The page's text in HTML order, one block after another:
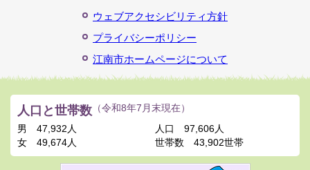
ウェブアクセシビリティ方針
プライバシーポリシー
江南市ホームページについて
人口と世帯数 （令和8年7月末現在）
男
47,932人
女
49,674人
人口
97,606人
世帯数
43,902世帯